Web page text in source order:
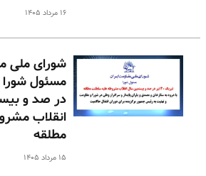
۱۶ مرداد ۱۴۰۵
شورای ملی
در صد و
انقلاب
مطلقه
۱۵ مرداد ۱۴۰۵